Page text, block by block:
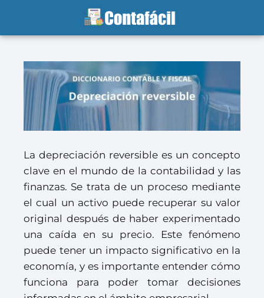
La depreciación reversible es un concepto
clave en el mundo de la contabilidad y las
finanzas. Se trata de un proceso mediante
el cual un activo puede recuperar su valor
original después de haber experimentado
una caída en su precio. Este fenómeno
puede tener un impacto significativo en la
economía, y es importante entender cómo
funciona para poder tomar decisiones